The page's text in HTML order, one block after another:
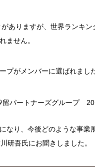
ありますが、世界ランキ
ません。
プがメンバーに選ばれました
留パートナーズグループ
なり、今後どのような事業
研吾氏にお聞きしました。